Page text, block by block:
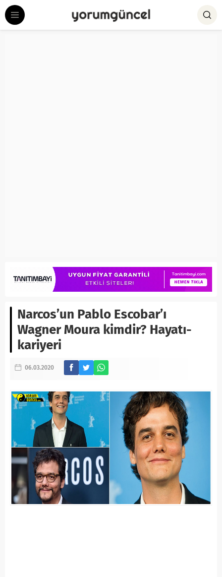
Narcos’un Pablo Escobar’ı
Wagner Moura kimdir? Hayatı-
kariyeri
06.03.2020